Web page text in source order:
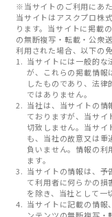
※当サイトのご利用にあ
当サイトはアスクプロ株
ります。当サイトに掲載
の無断複写・転載・公衆
利用された場合、以下の
当サイトには一般的な
が、これらの掲載情報
したものであり、法
ではありません。
当社は、当サイトの情
ておりますが、当サイ
切致しません。当サイ
も、当社の故意又は重
負いません。情報の利
ます。
当サイトの情報は、予
て利用者に何らかの損
を除き、当社として一
当サイトに記載の情報